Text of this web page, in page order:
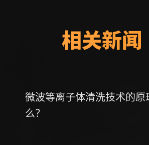
相关新闻
微波等离子体清洗技术的原
么？